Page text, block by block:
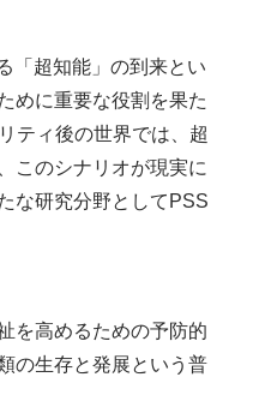
「超知能」の到来とい
めに重要な役割を果た
ティ後の世界では、超
このシナリオが現実に
な研究分野としてPSS
を高めるための予防的
の生存と発展という普